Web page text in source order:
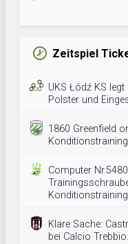
Zeitspiel
UKS Łódź KS
Polster und
1860 Greenfield
Computer
Klare Sache:
bei Calcio Trebbio.